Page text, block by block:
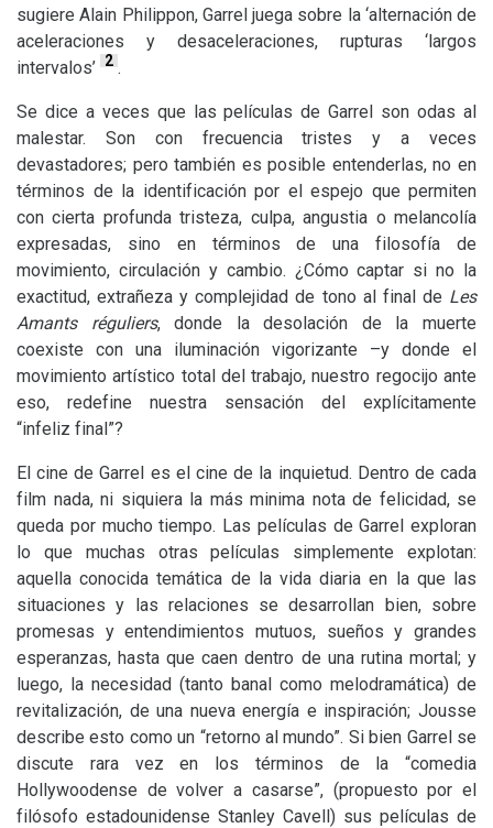
sugiere Alain Philippon, Garrel juega sobre la ‘alternación de
aceleraciones y desaceleraciones, rupturas ‘largos
intervalos’ 2 .
Se dice a veces que las películas de Garrel son odas al
malestar. Son con frecuencia tristes y a veces
devastadores; pero también es posible entenderlas, no en
términos de la identificación por el espejo que permiten
con cierta profunda tristeza, culpa, angustia o melancolía
expresadas, sino en términos de una filosofía de
movimiento, circulación y cambio. ¿Cómo captar si no la
exactitud, extrañeza y complejidad de tono al final de Les
Amants réguliers, donde la desolación de la muerte
coexiste con una iluminación vigorizante –y donde el
movimiento artístico total del trabajo, nuestro regocijo ante
eso, redefine nuestra sensación del explícitamente
“infeliz final”?
El cine de Garrel es el cine de la inquietud. Dentro de cada
film nada, ni siquiera la más minima nota de felicidad, se
queda por mucho tiempo. Las películas de Garrel exploran
lo que muchas otras películas simplemente explotan:
aquella conocida temática de la vida diaria en la que las
situaciones y las relaciones se desarrollan bien, sobre
promesas y entendimientos mutuos, sueños y grandes
esperanzas, hasta que caen dentro de una rutina mortal; y
luego, la necesidad (tanto banal como melodramática) de
revitalización, de una nueva energía e inspiración; Jousse
describe esto como un “retorno al mundo”. Si bien Garrel se
discute rara vez en los términos de la “comedia
Hollywoodense de volver a casarse”, (propuesto por el
filósofo estadounidense Stanley Cavell) sus películas de